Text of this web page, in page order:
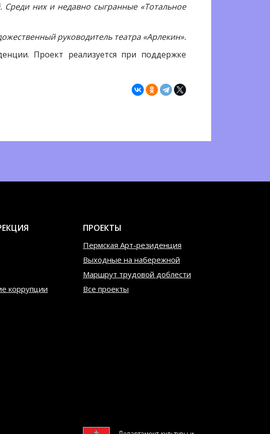
них и недавно сыгранные «Тотальное
руководитель театра «Арлекин».
Проект реализуется при поддержке
коррупции
ПРОЕКТЫ
Пермская Арт-резиденция
Выходные на набережной
Маршрут трудовой доблести
Все проекты